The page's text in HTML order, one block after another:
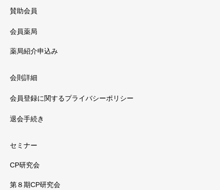
賛助会員
会員薬局
薬局紹介申込み
会則詳細
会員登録に関するプライバシーポリシー
退会手続き
セミナー
CP研究会
第８期CP研究会